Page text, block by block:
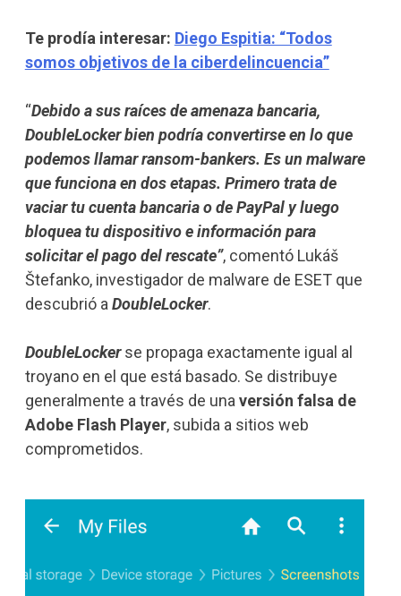
Te prodía interesar: Diego Espitia: “Todos
somos objetivos de la ciberdelincuencia”
“Debido a sus raíces de amenaza bancaria,
DoubleLocker bien podría convertirse en lo que
podemos llamar ransom-bankers. Es un malware
que funciona en dos etapas. Primero trata de
vaciar tu cuenta bancaria o de PayPal y luego
bloquea tu dispositivo e información para
solicitar el pago del rescate”, comentó Lukáš
Štefanko, investigador de malware de ESET que
descubrió a DoubleLocker.
DoubleLockerse propaga exactamente igual al
troyano en el que está basado. Se distribuye
generalmente a través de una versión falsa de
Adobe Flash Player, subida a sitios web
comprometidos.